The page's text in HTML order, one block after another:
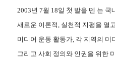
2003년 7월 18일 첫 발을 뗀 는 국
새로운 이론적, 실천적 지평을 열
미디어 운동 활동가, 각 지역의 미
그리고 사회 정의와 인권을 위한